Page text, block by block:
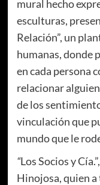
mural hecho
esculturas,
Relación”, un
humanas, donde
en cada persona
relacionar
de los
vinculación que
mundo que le
“Los Socios y
Hinojosa, quien